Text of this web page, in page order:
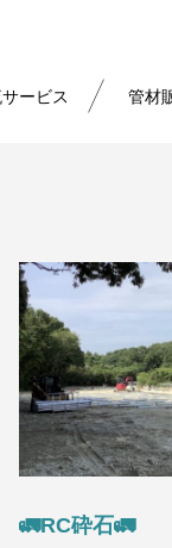
ービス 管材
🚛RC砕石🚛